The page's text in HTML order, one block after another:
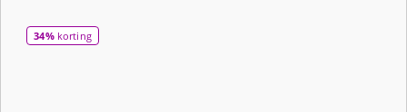
34%korting